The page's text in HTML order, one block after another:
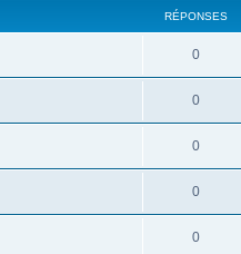
RÉPONSES
0
0
0
0
0